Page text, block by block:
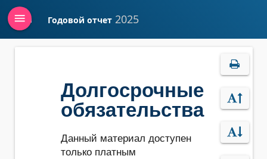
Войти Годовой отчет 2025
menu
Долгосрочные
обязательства
Данный материал доступен
только платным